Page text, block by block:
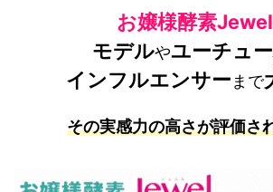
お嬢様酵素Jewel
モデルやユーチュ
インフルエンサーまで
その実感力の高さが評価さ